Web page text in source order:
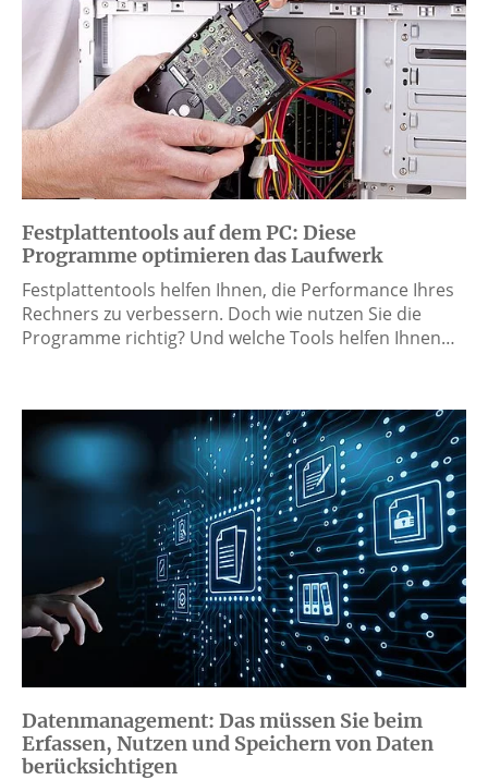
Festplattentools auf dem PC: Diese
Programme optimieren das Laufwerk
Festplattentools helfen Ihnen, die Performance Ihres
Rechners zu verbessern. Doch wie nutzen Sie die
Programme richtig? Und welche Tools helfen Ihnen…
Datenmanagement: Das müssen Sie beim
Erfassen, Nutzen und Speichern von Daten
berücksichtigen